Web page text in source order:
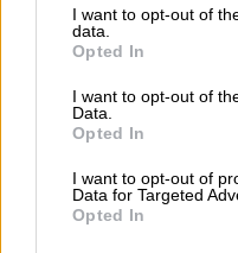
to Google and its third-
purposes in below Google
I want to opt-out of
data.
Opted In
I want to opt-out of
Data.
Opted In
I want to opt-out of
Data for Targeted
Opted In
Τιμές Καυσίμων
Δρομολόγια Πλοίων
Υπηρεσίες
Διαφημιστείτε στο
Κατασκευή Website